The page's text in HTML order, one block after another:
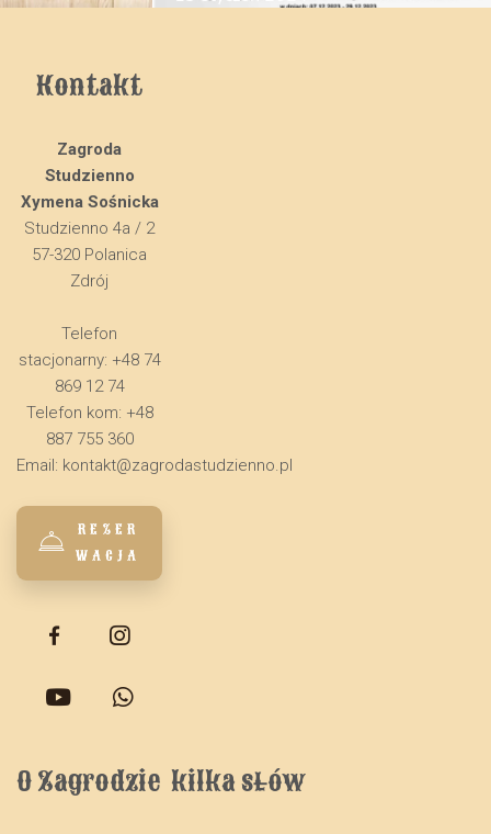
O Zagrodzie  kilka słów
Kontakt
Zagroda
Studzienno
Xymena Sośnicka
Studzienno 4a / 2
57-320 Polanica
Zdrój
Telefon
stacjonarny: +48 74
869 12 74
Telefon kom: +48
887 755 360
Email: kontakt@zagrodastudzienno.pl
REZER
WACJA